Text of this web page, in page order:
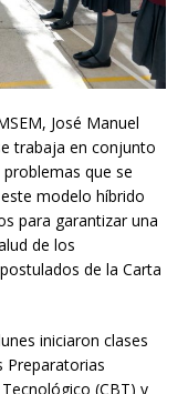
José Manuel
trabaja en conjunto
que se
modelo híbrido
para garantizar una
de los
de la Carta
iniciaron clases
Preparatorias
(CBT) y